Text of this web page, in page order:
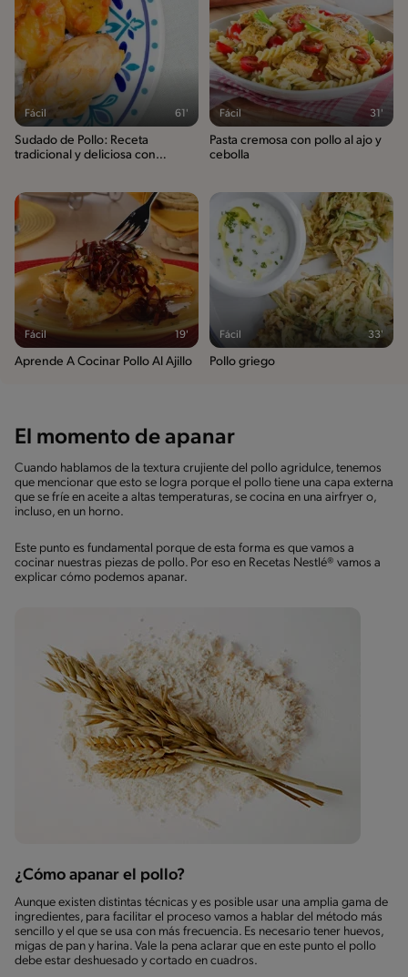
Fácil 61'
Sudado de Pollo: Receta
tradicional y deliciosa con
Fácil 31'
Pasta cremosa con pollo al ajo y
cebolla
Fácil 19'
Aprende A Cocinar Pollo Al Ajillo
Fácil 33'
Pollo griego
El momento de apanar
Cuando hablamos de la textura crujiente del pollo agridulce, tenemos
que mencionar que esto se logra porque el pollo tiene una capa externa
que se fríe en aceite a altas temperaturas, se cocina en una airfryer o,
incluso, en un horno.
Este punto es fundamental porque de esta forma es que vamos a
cocinar nuestras piezas de pollo. Por eso en Recetas Nestlé® vamos a
explicar cómo podemos apanar.
¿Cómo apanar el pollo?
Aunque existen distintas técnicas y es posible usar una amplia gama de
ingredientes, para facilitar el proceso vamos a hablar del método más
sencillo y el que se usa con más frecuencia. Es necesario tener huevos,
migas de pan y harina. Vale la pena aclarar que en este punto el pollo
debe estar deshuesado y cortado en cuadros.